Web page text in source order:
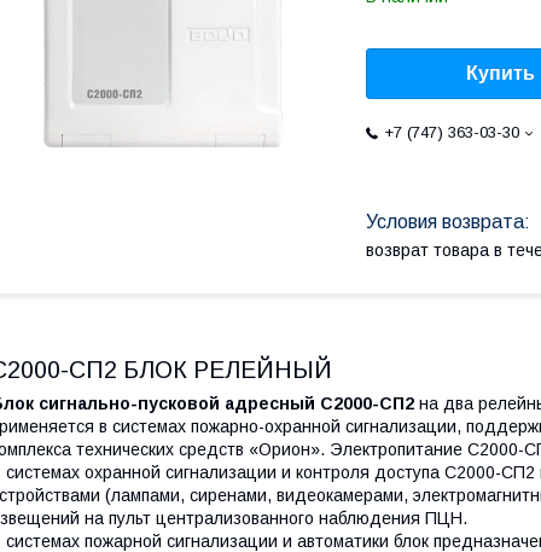
Купить
+7 (747) 363-03-30
возврат товара в
СП2 БЛОК РЕЛЕЙНЫЙ
сигнально-пусковой адресный С2000-СП2 на два
в системах пожарно-охранной сигнализации,
технических средств «Орион». Электропитание
системах охранной сигнализации и контроля доступа С2000-
(лампами, сиренами, видеокамерами,
на пульт централизованного наблюдения ПЦН.
системах пожарной сигнализации и автоматики блок